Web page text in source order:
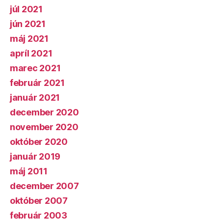
júl 2021
jún 2021
máj 2021
apríl 2021
marec 2021
február 2021
január 2021
december 2020
november 2020
október 2020
január 2019
máj 2011
december 2007
október 2007
február 2003